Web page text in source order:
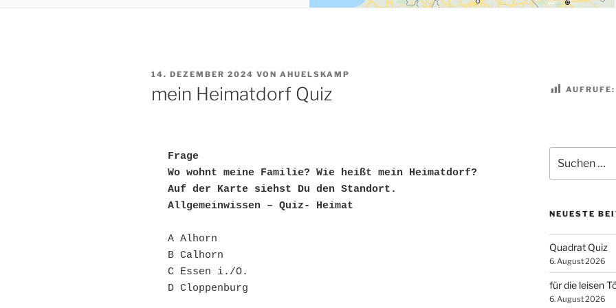
VERÖFFENTLICHT
14. DEZEMBER 2024 VON AHUELSKAMP
mein Heimatdorf Quiz
Frage
Wo wohnt meine Familie? Wie heißt mein Heimatdorf?
Auf der Karte siehst Du den Standort.
Allgemeinwissen – Quiz- Heimat
A Alhorn
B Calhorn
C Essen i./O.
D Cloppenburg
AUFRUFE:
nach:
NEUESTE
Quadrat Quiz
6. August 2026
für die leisen
6. August 2026